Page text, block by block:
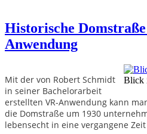
Historische
Anwendung
Blick
Mit der von Robert Schmidt
in seiner Bachelorarbeit
erstellten VR-Anwendung kann
die Domstraße um 1930
lebensecht in eine vergangene